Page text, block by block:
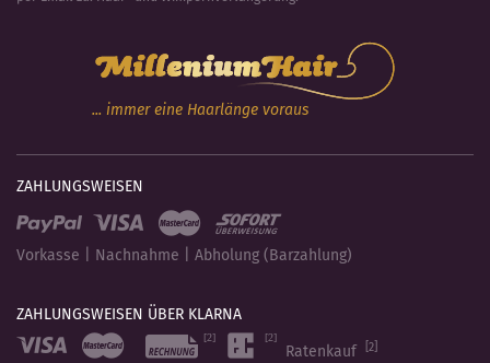
... immer eine Haarlänge voraus
ZAHLUNGSWEISEN
Vorkasse | Nachnahme | Abholung (Barzahlung)
ZAHLUNGSWEISEN ÜBER KLARNA
Ratenkauf
[2]